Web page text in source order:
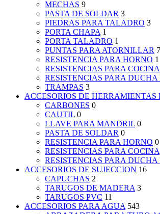
MECHAS 9
PASTA DE SOLDAR 3
PIEDRAS PARA TALADRO 3
PORTA CHAPA 1
PORTA TALADRO 1
PUNTAS PARA ATORNILLAR 7
RESISTENCIA PARA HORNO 1
RESISTENCIAS PARA COCINA
RESISTENCIAS PARA DUCHA
TRAMPAS 3
ACCESORIOS DE HERRAMIENTAS
CARBONES 0
CAUTIL 0
LLAVE PARA MANDRIL 0
PASTA DE SOLDAR 0
RESISTENCIA PARA HORNO 0
RESISTENCIAS PARA COCINA
RESISTENCIAS PARA DUCHA
ACCESORIOS DE SUJECCION 16
CAPUCHAS 2
TARUGOS DE MADERA 3
TARUGOS PVC 11
ACCESORIOS PARA AGUA 543